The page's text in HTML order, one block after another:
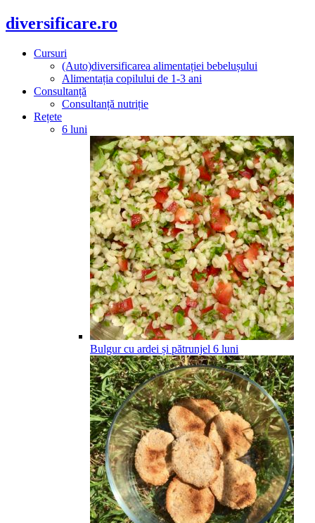
diversificare.ro
Cursuri
(Auto)diversificarea alimentației bebelușului
Alimentația copilului de 1-3 ani
Consultanță
Consultanță nutriție
Rețete
6 luni
Bulgur cu ardei și pătrunjel 6 luni